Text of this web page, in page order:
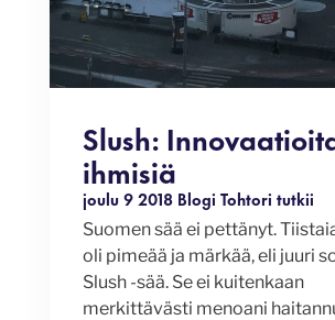
Slush:
ihmisiä
joulu 9 2018 Blogi Tohtori tutkii
Suomen sää ei pettänyt.
oli pimeää ja märkää, eli juuri
Slush -sää. Se ei kuitenkaan
merkittävästi menoani